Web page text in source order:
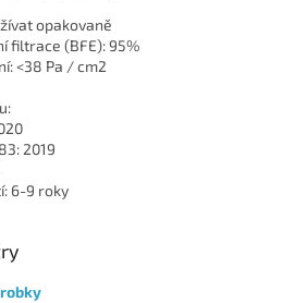
opakovaně
filtrace (BFE): 95%
<38 Pa / cm2
2019
6-9 roky